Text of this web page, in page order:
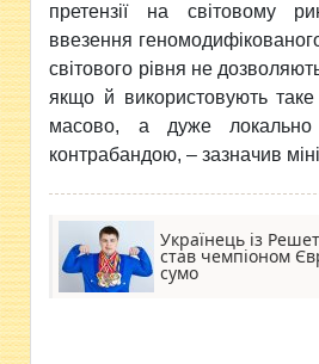
претензії на світовому
ввезення
світового рівня не
якщо й використовують
масово, а дуже
контрабандою, – зазначив
Українець із
став чемпіоном
сумо